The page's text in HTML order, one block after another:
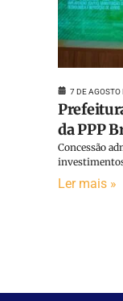
7 DE AGOSTO
da PPP
Concessão
Ler mais »